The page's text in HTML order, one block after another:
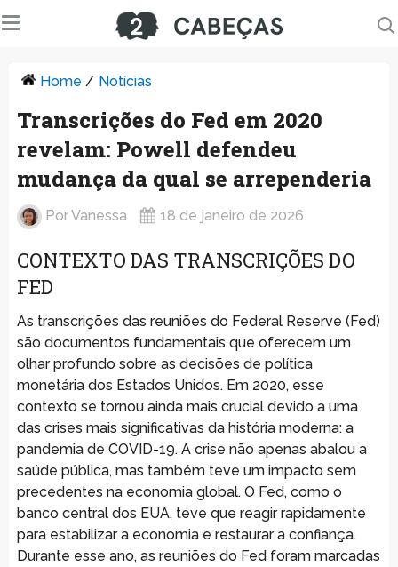
Home / Notícias
Transcrições do Fed em 2020
revelam: Powell defendeu
mudança da qual se arrependeria
PorVanessa 18 de janeiro de 2026
CONTEXTO DAS TRANSCRIÇÕES DO
FED
As transcrições das reuniões do Federal Reserve (Fed)
são documentos fundamentais que oferecem um
olhar profundo sobre as decisões de política
monetária dos Estados Unidos. Em 2020, esse
contexto se tornou ainda mais crucial devido a uma
das crises mais significativas da história moderna: a
pandemia de COVID-19. A crise não apenas abalou a
saúde pública, mas também teve um impacto sem
precedentes na economia global. O Fed, como o
banco central dos EUA, teve que reagir rapidamente
para estabilizar a economia e restaurar a confiança.
Durante esse ano, as reuniões do Fed foram marcadas